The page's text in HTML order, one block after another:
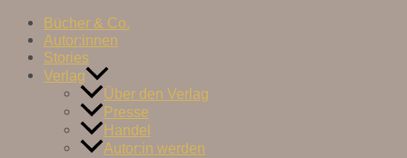
Bücher & Co.
Autor:innen
Stories
Verlag
Über den Verlag
Presse
Handel
Autor:in werden